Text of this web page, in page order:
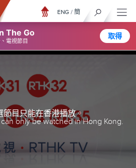
The Go
電視節目
取得
ENG / 簡
節目只能在香港播放。
only be watched in Hong Kong.